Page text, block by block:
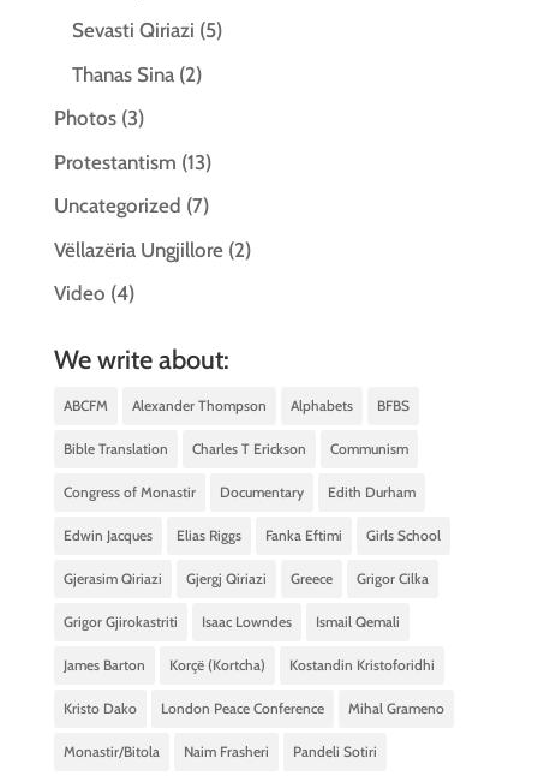
Sevasti Qiriazi (5)
Thanas Sina(2)
Photos(3)
Protestantism (13)
Uncategorized (7)
Vëllazëria Ungjillore(2)
Video (4)
We write about:
ABCFM Alexander Thompson Alphabets BFBS
Bible Translation Charles T Erickson Communism
Congress of Monastir Documentary Edith Durham
Edwin Jacques Elias Riggs Fanka Eftimi Girls School
Gjerasim Qiriazi Gjergj Qiriazi Greece Grigor Cilka
Grigor Gjirokastriti Isaac Lowndes Ismail Qemali
James Barton Korçë (Kortcha) Kostandin Kristoforidhi
Kristo Dako London Peace Conference Mihal Grameno
Monastir/Bitola Naim Frasheri Pandeli Sotiri